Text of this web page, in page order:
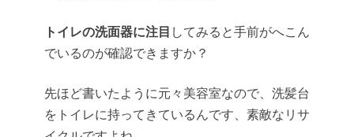
トイレの洗面器に注目 してみると手前がへこん
でいるのが確認できますか？
先ほど書いたように元々美容室なので、洗髪台
をトイレに持ってきているんです、素敵なリサ